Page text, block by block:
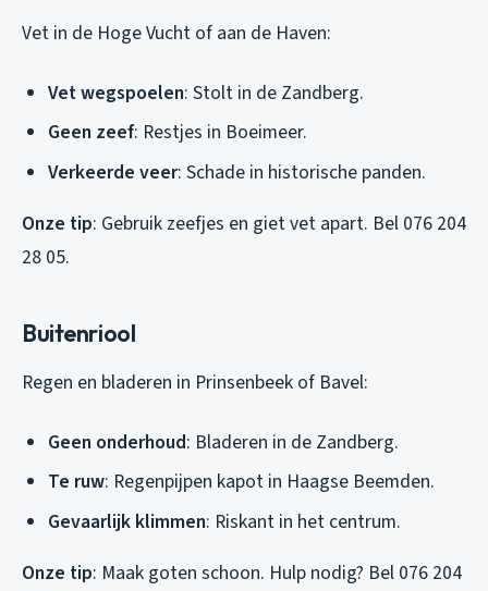
Vet in de Hoge Vucht of aan de Haven:
Vet wegspoelen: Stolt in de Zandberg.
Geen zeef: Restjes in Boeimeer.
Verkeerde veer: Schade in historische panden.
Onze tip: Gebruik zeefjes en giet vet apart. Bel 076 204
28 05.
Buitenriool
Regen en bladeren in Prinsenbeek of Bavel:
Geen onderhoud: Bladeren in de Zandberg.
Te ruw: Regenpijpen kapot in Haagse Beemden.
Gevaarlijk klimmen: Riskant in het centrum.
Onze tip: Maak goten schoon. Hulp nodig? Bel 076 204